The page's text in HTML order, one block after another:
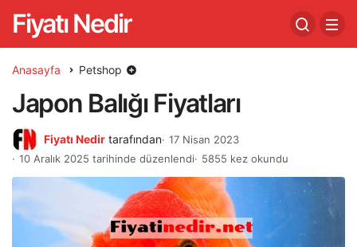
Fiyatı Nedir
Anasayfa Petshop
Japon Balığı Fiyatları
Fiyatı Nedir tarafından 17 Nisan 2023
10 Aralık 2025 tarihinde düzenlendi
5855 kez okundu